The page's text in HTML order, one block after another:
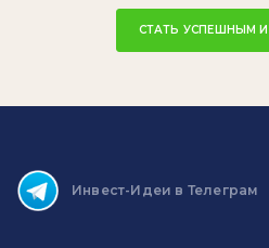
СТАТЬ УСПЕШНЫМ
Инвест-Идеи в Телеграм